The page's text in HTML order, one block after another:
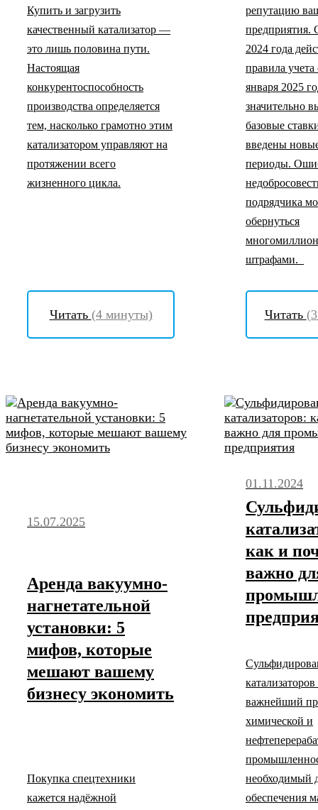
Купить и загрузить
качественный катализатор —
это лишь половина пути.
Настоящая
конкурентоспособность
производства определяется
тем, насколько грамотно этим
катализатором управляют на
протяжении всего
жизненного цикла.
Читать (4 минуты)
репутацию
предприятия.
2024 года
правила учета
января 2025
значительно
базовые
введены
периоды.
подрядчика
обернуться
штрафами.
Читать
15.07.2025
Аренда вакуумно-
нагнетательной
установки: 5
мифов, которые
мешают вашему
бизнесу экономить
Покупка спецтехники
кажется надёжной
01.11.2024
как и
важно
важнейший
химической и
необходимый
обеспечения